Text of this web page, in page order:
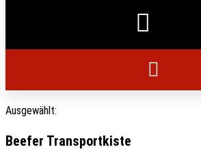
Ausgewählt:
Beefer Transportkiste